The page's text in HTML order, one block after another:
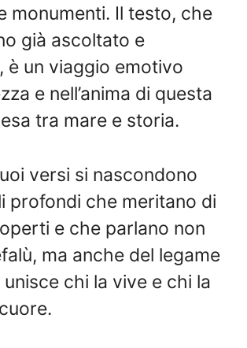
monumenti. Il testo, che
già ascoltato e
è un viaggio emotivo
e nell’anima di questa
tra mare e storia.
versi si nascondono
profondi che meritano di
e che parlano non
ma anche del legame
chi la vive e chi la